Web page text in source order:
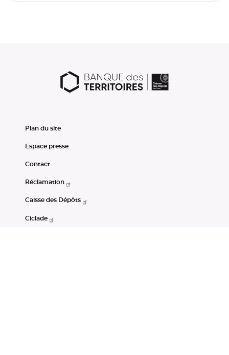
Plan du site
Espace presse
Contact
Réclamation
Caisse des Dépôts
Ciclade